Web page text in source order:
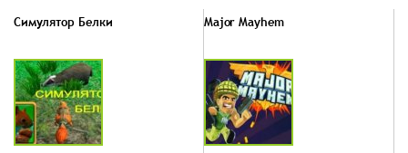
Симулятор Белки Major Mayhem